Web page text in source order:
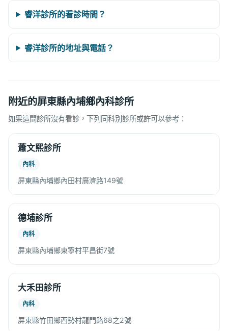
睿洋診所的看診時間？
睿洋診所的地址與電話？
附近的屏東縣內埔鄉內科診所
如果這間診所沒有看診，下列同科別診所或許可以參考：
蕭文熙診所
內科
屏東縣內埔鄉內田村廣濟路149號
德埔診所
內科
屏東縣內埔鄉東寧村平昌街7號
大禾田診所
內科
屏東縣竹田鄉西勢村龍門路68之2號